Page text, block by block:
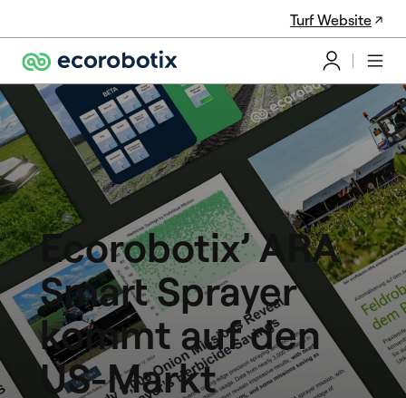
Turf Website
Ecorobotix’ ARA
Smart Sprayer
kommt auf den
US-Markt